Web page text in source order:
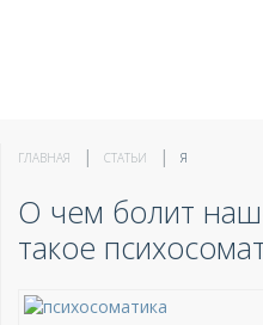
ГЛАВНАЯ СТАТЬИ Я
О чем болит
такое